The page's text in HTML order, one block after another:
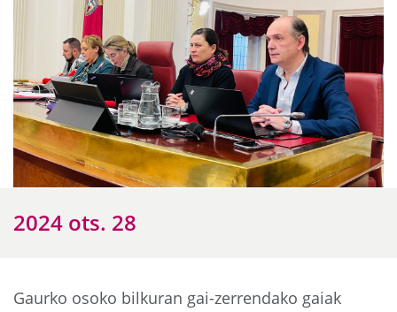
2024 ots. 28
Gaurko osoko bilkuran gai-zerrendako gaiak